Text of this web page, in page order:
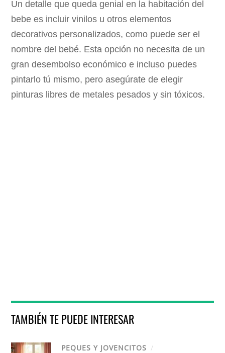
Un detalle que queda genial en la habitación del
bebe es incluir vinilos u otros elementos
decorativos personalizados, como puede ser el
nombre del bebé. Esta opción no necesita de un
gran desembolso económico e incluso puedes
pintarlo tú mismo, pero asegúrate de elegir
pinturas libres de metales pesados y sin tóxicos.
TAMBIÉN TE PUEDE INTERESAR
PEQUES Y JOVENCITOS /